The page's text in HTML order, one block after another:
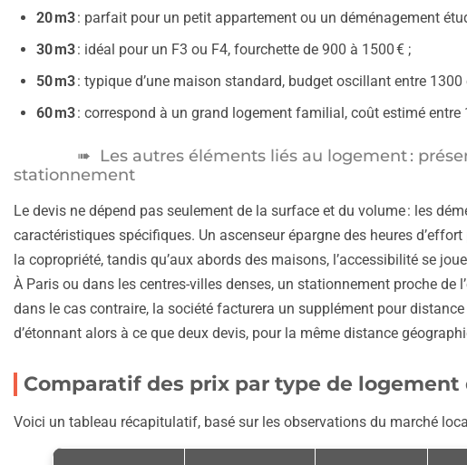
20 m3: parfait pour un petit appartement ou un déménagement
30 m3: idéal pour un F3 ou F4, fourchette de 900 à 1500 € ;
50 m3: typique d’une maison standard, budget oscillant entre 1300
60 m3: correspond à un grand logement familial, coût estimé entre
Les autres éléments liés au logement :
stationnement
Le devis ne dépend pas seulement de la surface et du volume : les
caractéristiques spécifiques. Un ascenseur épargne des heures
la copropriété, tandis qu’aux abords des maisons, l’accessibilité se
À Paris ou dans les centres-villes denses, un stationnement proche de
dans le cas contraire, la société facturera un supplément pour
d’étonnant alors à ce que deux devis, pour la même distance
Comparatif des prix par type de
Voici un tableau récapitulatif, basé sur les observations du marché